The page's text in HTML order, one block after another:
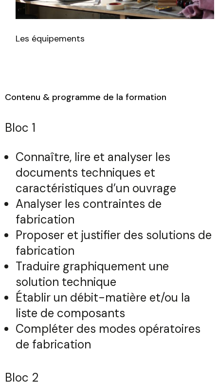
Les équipements
Contenu & programme de la formation
Bloc 1
Connaître, lire et analyser les
documents techniques et
caractéristiques d’un ouvrage
Analyser les contraintes de
fabrication
Proposer et justifier des solutions de
fabrication
Traduire graphiquement une
solution technique
Établir un débit-matière et/ou la
liste de composants
Compléter des modes opératoires
de fabrication
Bloc 2
Fermer
Sélectionnez une manufacture
Sélectionnez une durée
Valider